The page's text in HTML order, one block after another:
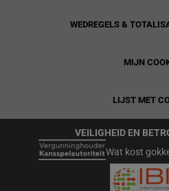
WEDREGELS &
MIJN
LIJST MET
VEILIGHEID EN
Wat kost